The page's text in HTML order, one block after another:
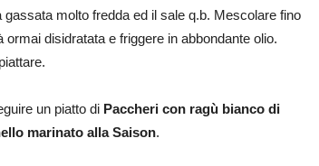
molto fredda ed il sale q.b. Mescolare fino
disidratata e friggere in abbondante olio.
un piatto di Paccheri con ragù bianco di
marinato alla Saison.